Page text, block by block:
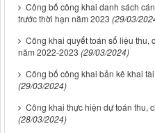
Công bố công khai danh sách
trước thời hạn năm 2023 (29/03/
Công khai quyết toán số liệu thu,
năm 2022-2023 (29/03/2024)
Công bố công khai bản kê khai
(29/03/2024)
Công khai thực hiện dự toán thu,
(28/03/2024)